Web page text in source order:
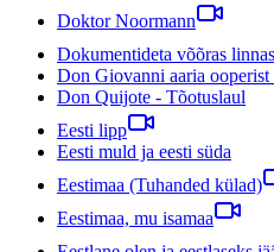
Doktor Noormann
Dokumentideta võõras linnas
Don Giovanni aaria
Don Quijote - Tõotuslaul
Eesti lipp
Eesti muld ja eesti süda
Eestimaa (Tuhanded külad)
Eestimaa, mu isamaa